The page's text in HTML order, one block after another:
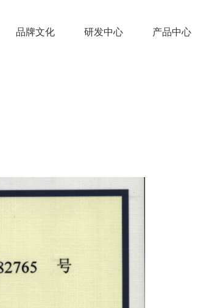
品牌文化 研发中心 产品中心